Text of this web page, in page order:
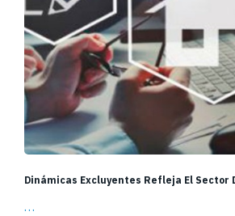
Dinámicas Excluyentes Refleja El Sector
…